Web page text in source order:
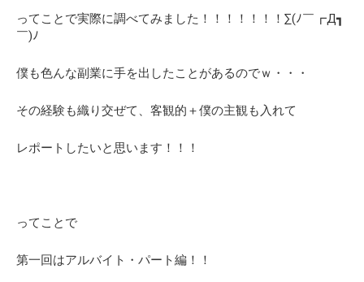
ってことで実際に調べてみました！！！！！！！∑(ﾉ￣┏Д┓
￣)ﾉ
僕も色んな副業に手を出したことがあるのでｗ・・・
その経験も織り交ぜて、客観的＋僕の主観も入れて
レポートしたいと思います！！！
ってことで
第一回はアルバイト・パート編！！